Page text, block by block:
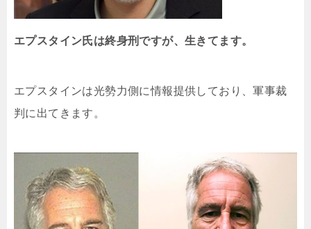
エプスタイン氏は終身刑ですが、生きてます。
エプスタインは光勢力側に情報提供しており、軍事裁
判に出てきます。